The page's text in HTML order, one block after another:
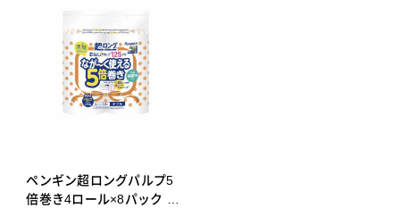
ペンギン超ロングパルプ5
倍巻き4ロール×8パック ダ